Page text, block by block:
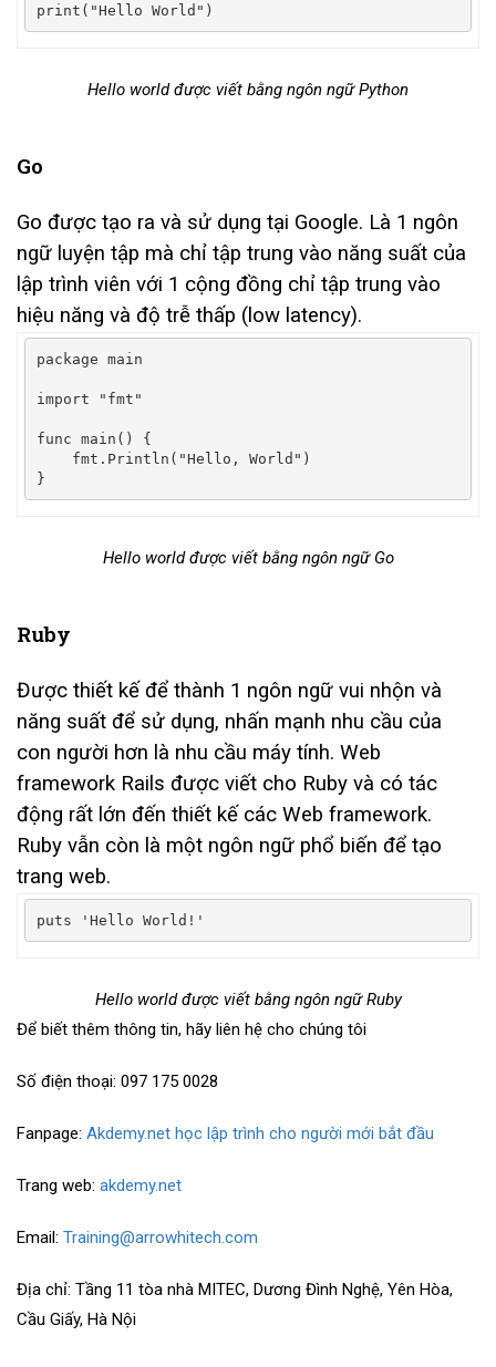
print ( "Hello World" )
Hello world được viết bằng ngôn ngữ Python
Go
Go được tạo ra và sử dụng tại Google. Là 1 ngôn
ngữ luyện tập mà chỉ tập trung vào năng suất của
lập trình viên với 1 cộng đồng chỉ tập trung vào
hiệu năng và độ trễ thấp (low latency).
package main
import "fmt"
func main ()
{
    fmt
. Println ( "Hello, World" )
}
Hello world được viết bằng ngôn ngữ Go
Ruby
Được thiết kế để thành 1 ngôn ngữ vui nhộn và
năng suất để sử dụng, nhấn mạnh nhu cầu của
con người hơn là nhu cầu máy tính. Web
framework Rails được viết cho Ruby và có tác
động rất lớn đến thiết kế các Web framework.
Ruby vẫn còn là một ngôn ngữ phổ biến để tạo
trang web.
puts 'Hello World!'
Hello world được viết bằng ngôn ngữ Ruby
Để biết thêm thông tin, hãy liên hệ cho chúng tôi
Số điện thoại: 097 175 0028
Fanpage: Akdemy.net học lập trình cho người mới bắt đầu
Trang web: akdemy.net
Email: Training@arrowhitech.com
Địa chỉ: Tầng 11 tòa nhà MITEC, Dương Đình Nghệ, Yên Hòa,
Cầu Giấy, Hà Nội